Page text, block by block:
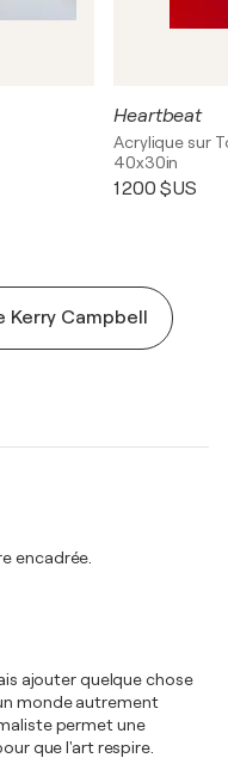
Heartbeat
Acrylique sur
40x30in
1 200 $US
Campbell
encadrée.
ajouter quelque chose
monde autrement
permet une
que l'art respire.